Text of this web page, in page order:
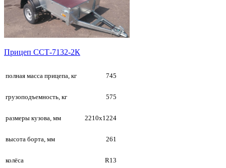
Прицеп ССТ-7132-2К
полная масса прицепа, кг 745
грузоподъемность, кг 575
размеры кузова, мм 2210х1224
высота борта, мм 261
колёса R13